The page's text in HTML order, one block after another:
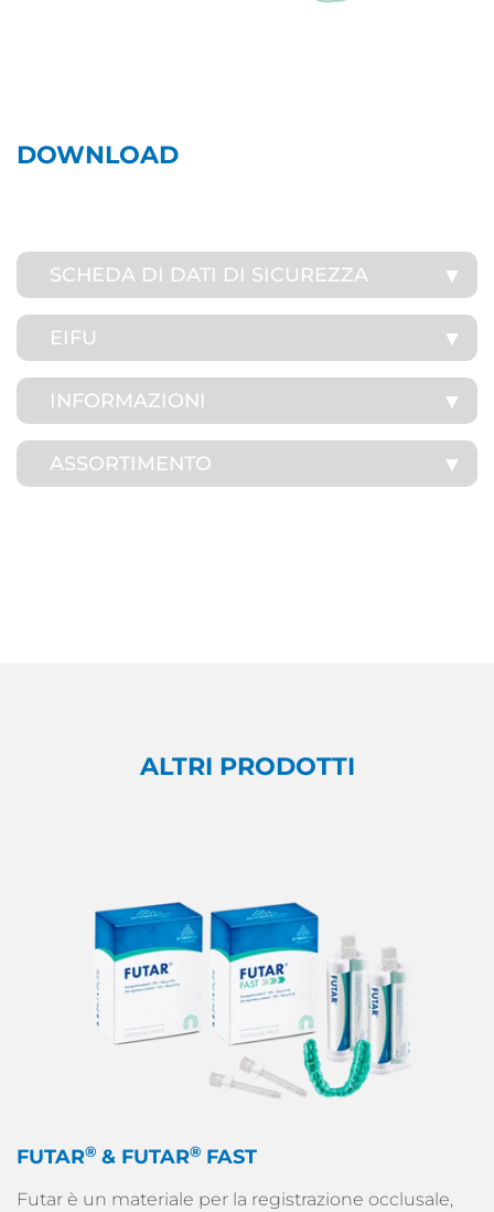
DOWNLOAD
SCHEDA DI DATI DI SICUREZZA
EIFU
INFORMAZIONI
ASSORTIMENTO
ALTRI PRODOTTI
FUTAR® & FUTAR® FAST
Futar è un materiale per la registrazione occlusale,